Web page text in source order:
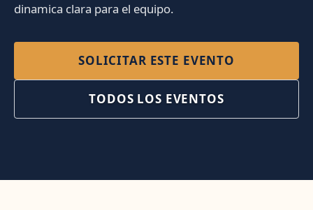
dinamica clara para el equipo.
SOLICITAR ESTE EVENTO
TODOS LOS EVENTOS